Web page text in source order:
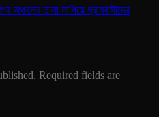
অঞ্চলের তালা লাগিয়ে গ্রামবাসীদের
Required fields are